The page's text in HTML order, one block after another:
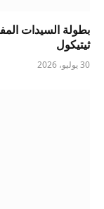
بطولة السيدات
ثيتيكول
30 يوليو، 2026